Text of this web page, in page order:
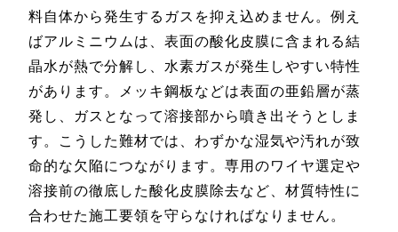
料自体から発生するガスを抑え込めません。例え
ばアルミニウムは、表面の酸化皮膜に含まれる結
晶水が熱で分解し、水素ガスが発生しやすい特性
があります。メッキ鋼板などは表面の亜鉛層が蒸
発し、ガスとなって溶接部から噴き出そうとしま
す。こうした難材では、わずかな湿気や汚れが致
命的な欠陥につながります。専用のワイヤ選定や
溶接前の徹底した酸化皮膜除去など、材質特性に
合わせた施工要領を守らなければなりません。